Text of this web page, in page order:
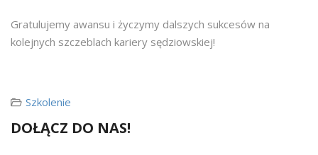
Gratulujemy awansu i życzymy dalszych sukcesów na
kolejnych szczeblach kariery sędziowskiej!
Szkolenie
DOŁĄCZ DO NAS!